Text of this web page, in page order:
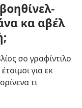
κα αβέλ
σο γραφίντιλο
για εκ
τι